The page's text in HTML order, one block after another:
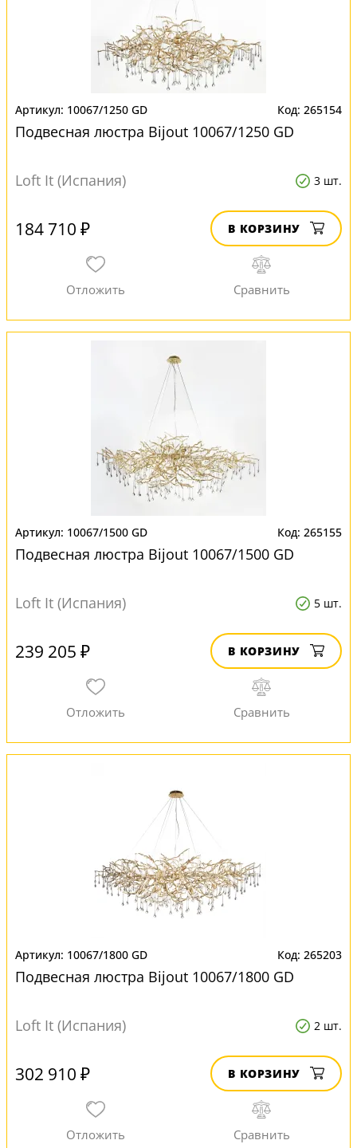
10067/1250 GD 265154
Подвесная люстра Bijout 10067/1250 GD
Loft It (Испания) 3 шт.
184 710 ₽ В КОРЗИНУ
10067/1500 GD 265155
Подвесная люстра Bijout 10067/1500 GD
Loft It (Испания) 5 шт.
239 205 ₽ В КОРЗИНУ
10067/1800 GD 265203
Подвесная люстра Bijout 10067/1800 GD
Loft It (Испания) 2 шт.
302 910 ₽ В КОРЗИНУ